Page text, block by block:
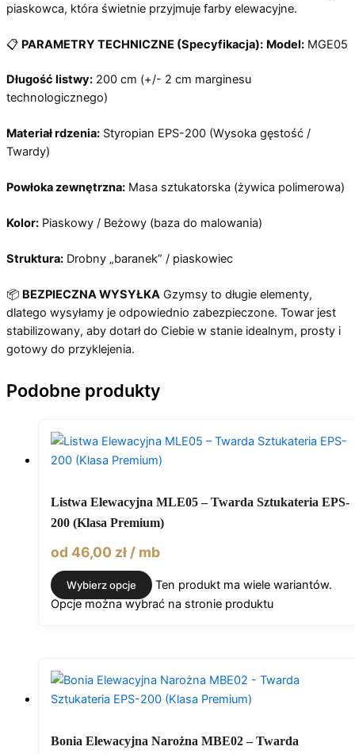
piaskowca, która świetnie przyjmuje farby elewacyjne.
📋 PARAMETRY TECHNICZNE (Specyfikacja): Model: MGE05
Długość listwy: 200 cm (+/- 2 cm marginesu
technologicznego)
Materiał rdzenia: Styropian EPS-200 (Wysoka gęstość /
Twardy)
Powłoka zewnętrzna: Masa sztukatorska (żywica polimerowa)
Kolor: Piaskowy / Beżowy (baza do malowania)
Struktura: Drobny „baranek” / piaskowiec
📦 BEZPIECZNA WYSYŁKA Gzymsy to długie elementy,
dlatego wysyłamy je odpowiednio zabezpieczone. Towar jest
stabilizowany, aby dotarł do Ciebie w stanie idealnym, prosty i
gotowy do przyklejenia.
Podobne produkty
Listwa Elewacyjna MLE05 – Twarda Sztukateria EPS-
200 (Klasa Premium)
od 46,00 zł / mb
Wybierz opcje
Ten produkt ma wiele wariantów.
Opcje można wybrać na stronie produktu
Bonia Elewacyjna Narożna MBE02 – Twarda